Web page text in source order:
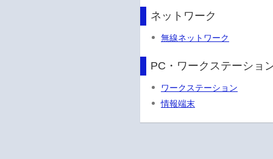
ネットワーク
無線ネットワーク
PC・ワークステーショ
ワークステーション
情報端末